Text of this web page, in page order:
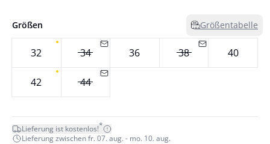
Größen Größentabelle
32 34 36 38 40
42 44
Lieferung ist kostenlos!*
Lieferung zwischen fr. 07. aug. - mo. 10. aug.